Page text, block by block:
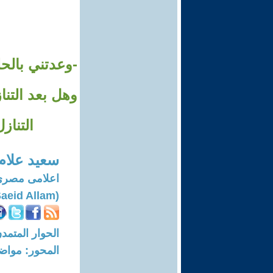
-وعدتني
وهل بعد
سعيد
اعلامى
(Saeid Allam)
الحوار المتمدن-العدد:
المحور: